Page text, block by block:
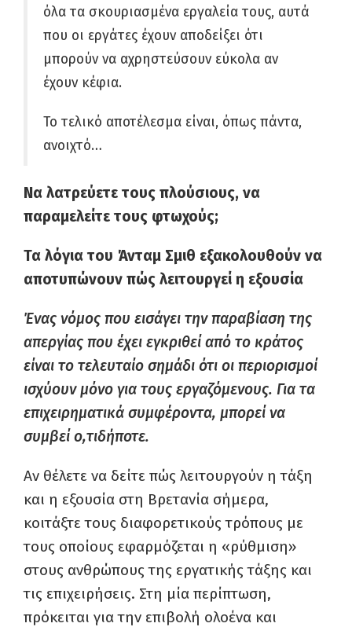
όλα τα σκουριασμένα εργαλεία τους, αυτά
που οι εργάτες έχουν αποδείξει ότι
μπορούν να αχρηστεύσουν εύκολα αν
έχουν κέφια.
Το τελικό αποτέλεσμα είναι, όπως πάντα,
ανοιχτό…
Να λατρεύετε τους πλούσιους, να
παραμελείτε τους φτωχούς;
Τα λόγια του Άνταμ Σμιθ εξακολουθούν να
αποτυπώνουν πώς λειτουργεί η εξουσία
Ένας νόμος που εισάγει την παραβίαση της
απεργίας που έχει εγκριθεί από το κράτος
είναι το τελευταίο σημάδι ότι οι περιορισμοί
ισχύουν μόνο για τους εργαζόμενους. Για τα
επιχειρηματικά συμφέροντα, μπορεί να
συμβεί ο,τιδήποτε.
Αν θέλετε να δείτε πώς λειτουργούν η τάξη
και η εξουσία στη Βρετανία σήμερα,
κοιτάξτε τους διαφορετικούς τρόπους με
τους οποίους εφαρμόζεται η «ρύθμιση»
στους ανθρώπους της εργατικής τάξης και
τις επιχειρήσεις. Στη μία περίπτωση,
πρόκειται για την επιβολή ολοένα και